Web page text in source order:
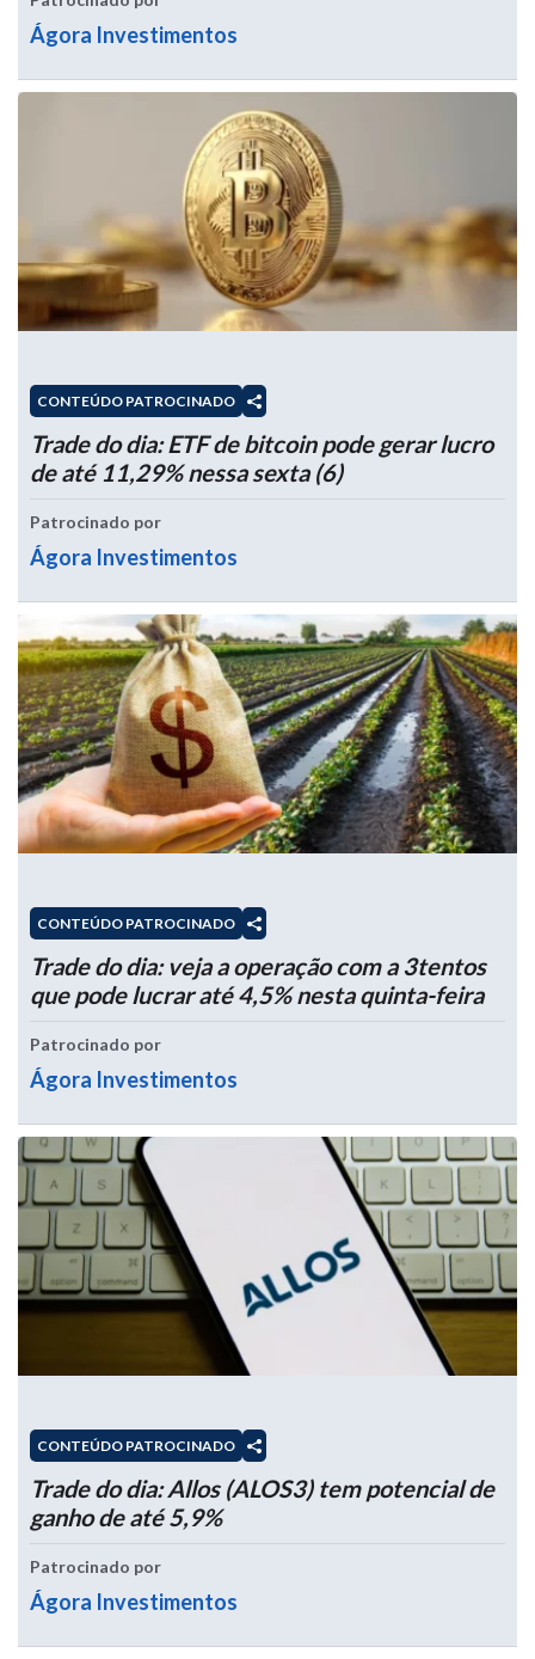
Ágora Investimentos
CONTEÚDO PATROCINADO
Trade do dia: ETF de bitcoin pode gerar lucro
de até 11,29% nessa sexta (6)
Patrocinado por
Ágora Investimentos
CONTEÚDO PATROCINADO
Trade do dia: veja a operação com a 3tentos
que pode lucrar até 4,5% nesta quinta-feira
Patrocinado por
Ágora Investimentos
CONTEÚDO PATROCINADO
Trade do dia: Allos (ALOS3) tem potencial de
ganho de até 5,9%
Patrocinado por
Ágora Investimentos